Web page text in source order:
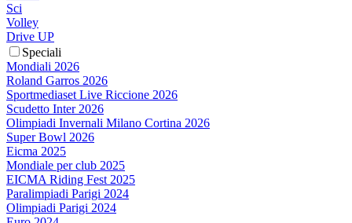
Sci
Volley
Drive UP
Speciali
Mondiali 2026
Roland Garros 2026
Sportmediaset Live Riccione 2026
Scudetto Inter 2026
Olimpiadi Invernali Milano Cortina 2026
Super Bowl 2026
Eicma 2025
Mondiale per club 2025
EICMA Riding Fest 2025
Paralimpiadi Parigi 2024
Olimpiadi Parigi 2024